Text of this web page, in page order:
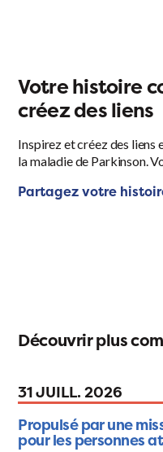
Votre histoire
créez des liens
Inspirez et créez des liens
la maladie de Parkinson.
Partagez votre
Découvrir plus
31 JUILL. 2026
Propulsé par une
pour les personnes